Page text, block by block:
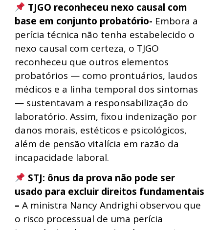
TJGO reconheceu nexo causal com
base em conjunto probatório- Embora a
perícia técnica não tenha estabelecido o
nexo causal com certeza, o TJGO
reconheceu que outros elementos
probatórios — como prontuários, laudos
médicos e a linha temporal dos sintomas
— sustentavam a responsabilização do
laboratório. Assim, fixou indenização por
danos morais, estéticos e psicológicos,
além de pensão vitalícia em razão da
incapacidade laboral.
STJ: ônus da prova não pode ser
usado para excluir direitos fundamentais
– A ministra Nancy Andrighi observou que
o risco processual de uma perícia